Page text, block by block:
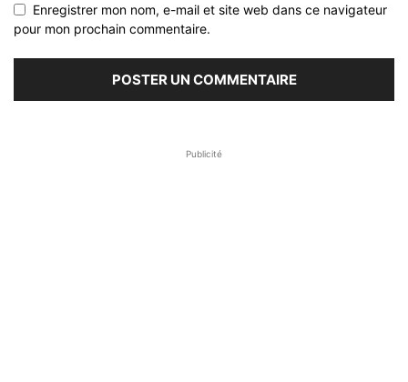
Enregistrer mon nom, e-mail et site web dans ce navigateur
pour mon prochain commentaire.
Publicité